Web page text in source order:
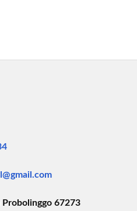
Probolinggo 67273